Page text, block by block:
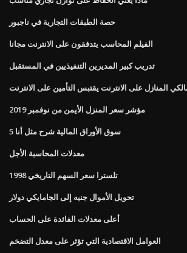
حصة الطبقات التجارية في ناجبور
الفيلم المحاسب يتدفقون على الانترنت مجانا
تدريب كبير المديرين التنفيذيين في المستقبل
المنازل على الانترنت يقتبس التأمين على الانترنت
مؤشر سعر المنزل الأيمن من نوفمبر 2019
سوق الأوراق المالية شرح مثل أنا 5
معدلات المحاسبة الأجل
تلسترا سعر السهم التاريخي 1998
تحويل الأموال جنيه إلى الجامايكي دولار
أعلى معدلات الفائدة على الحساب
العوامل الاقتصادية التي تؤثر على معدل التضخم